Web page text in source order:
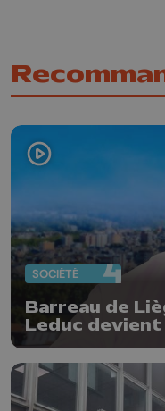
SOCIÉTÉ
Barreau de
Leduc devient